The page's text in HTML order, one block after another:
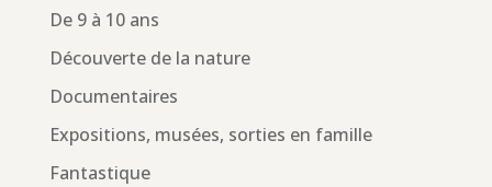
De 9 à 10 ans
Découverte de la nature
Documentaires
Expositions, musées, sorties en famille
Fantastique